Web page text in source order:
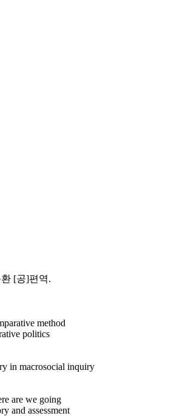
[공]편역.
method
politics
in macrosocial inquiry
are we going
and assessment